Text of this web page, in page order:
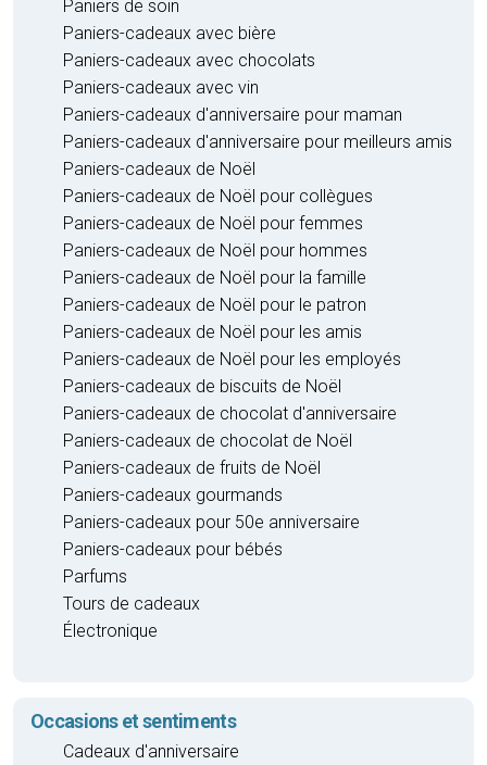
Paniers de soin
Paniers-cadeaux avec bière
Paniers-cadeaux avec chocolats
Paniers-cadeaux avec vin
Paniers-cadeaux d'anniversaire pour maman
Paniers-cadeaux d'anniversaire pour meilleurs amis
Paniers-cadeaux de Noël
Paniers-cadeaux de Noël pour collègues
Paniers-cadeaux de Noël pour femmes
Paniers-cadeaux de Noël pour hommes
Paniers-cadeaux de Noël pour la famille
Paniers-cadeaux de Noël pour le patron
Paniers-cadeaux de Noël pour les amis
Paniers-cadeaux de Noël pour les employés
Paniers-cadeaux de biscuits de Noël
Paniers-cadeaux de chocolat d'anniversaire
Paniers-cadeaux de chocolat de Noël
Paniers-cadeaux de fruits de Noël
Paniers-cadeaux gourmands
Paniers-cadeaux pour 50e anniversaire
Paniers-cadeaux pour bébés
Parfums
Tours de cadeaux
Électronique
Occasions et sentiments
Cadeaux d'anniversaire